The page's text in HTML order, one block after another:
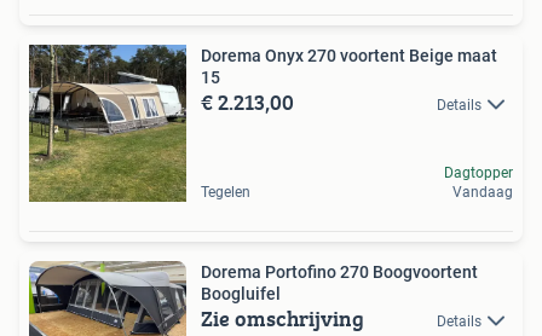
Dorema Onyx 270 voortent Beige maat
15
€ 2.213,00 Details
Tegelen
Dagtopper
Vandaag
Dorema Portofino 270 Boogvoortent
Boogluifel
Zie omschrijving Details